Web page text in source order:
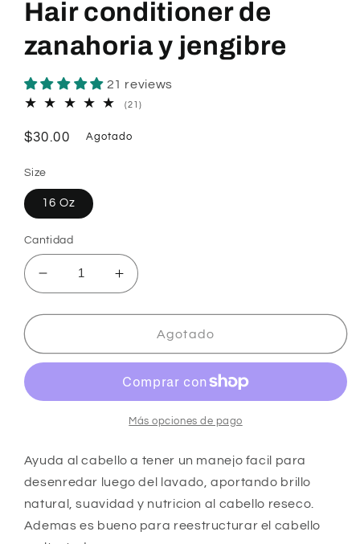
Hair conditioner de
zanahoria y jengibre
21 reviews
(21)21
Precio
$30.00 Agotado
Size
16 Oz
Cantidad
Reducir
cantidad
para
conditioner
de
y
Aumentar
cantidad
para
conditioner
zanahoria
y
jengibre
Agotado
Más opciones de pago
Ayuda al cabello a tener un manejo facil para
desenredar luego del lavado, aportando brillo
natural, suavidad y nutricion al cabello reseco.
Ademas es bueno para reestructurar el cabello